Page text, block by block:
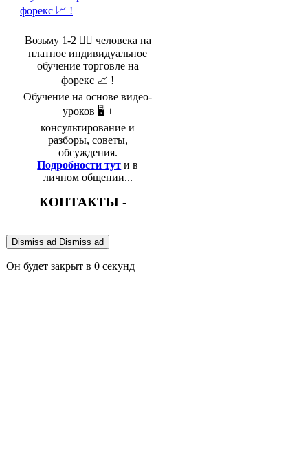
Возьму 1-2 🤵‍♂️ человека на
платное индивидуальное
обучение торговле на
форекс 📈 !
Обучение на основе видео-
уроков 🖥️ +
консультирование и
разборы, советы,
обсуждения.
Подробности тут и в
личном общении...
КОНТАКТЫ -
Dismiss ad Dismiss ad
Он будет закрыт в 0 секунд